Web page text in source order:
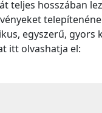
teljes hosszában
egyszerű,
itt olvashatja el: